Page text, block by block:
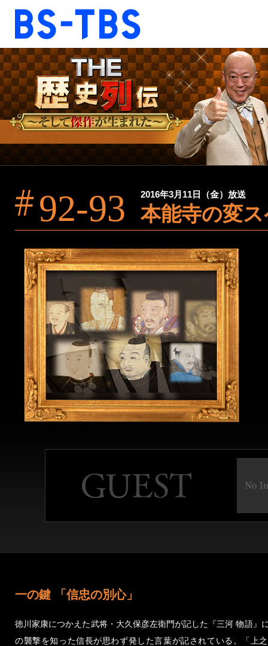
BS-TBS
BS-TBS
ドラマ 映画
報道 教養
音楽 エンタメ
ファンクラブ
視聴方法 4K放送
ご意見・ご感想 会社情報
92-93 2016年3月11日（金）放送
本能寺の変
一の鍵 「信忠の別心」
徳川家康につかえた武将・大久保彦左衛門が記した『三河 物語』
の襲撃を知った信長が思わず発した言葉が記されている。「上